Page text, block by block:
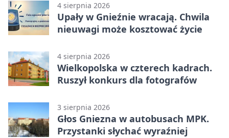
4 sierpnia 2026
Upały w Gnieźnie wracają. Chwila
nieuwagi może kosztować życie
4 sierpnia 2026
Wielkopolska w czterech kadrach.
Ruszył konkurs dla fotografów
3 sierpnia 2026
Głos Gniezna w autobusach MPK.
Przystanki słychać wyraźniej